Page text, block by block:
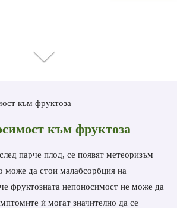
към фруктоза
към фруктоза
парче плод, се появят метеоризъм
може да стои малабсорбция на
фруктозната непоносимост не може да
ѝ могат значително да се